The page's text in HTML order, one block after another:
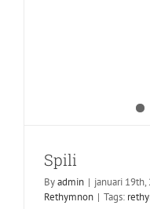
Spili
Byadmin | januari 19th,
Rethymnon | Tags: